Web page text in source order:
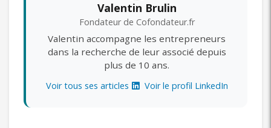
Valentin Brulin
Fondateur de Cofondateur.fr
Valentin accompagne les entrepreneurs
dans la recherche de leur associé depuis
plus de 10 ans.
Voir tous ses articles Voir le profil LinkedIn